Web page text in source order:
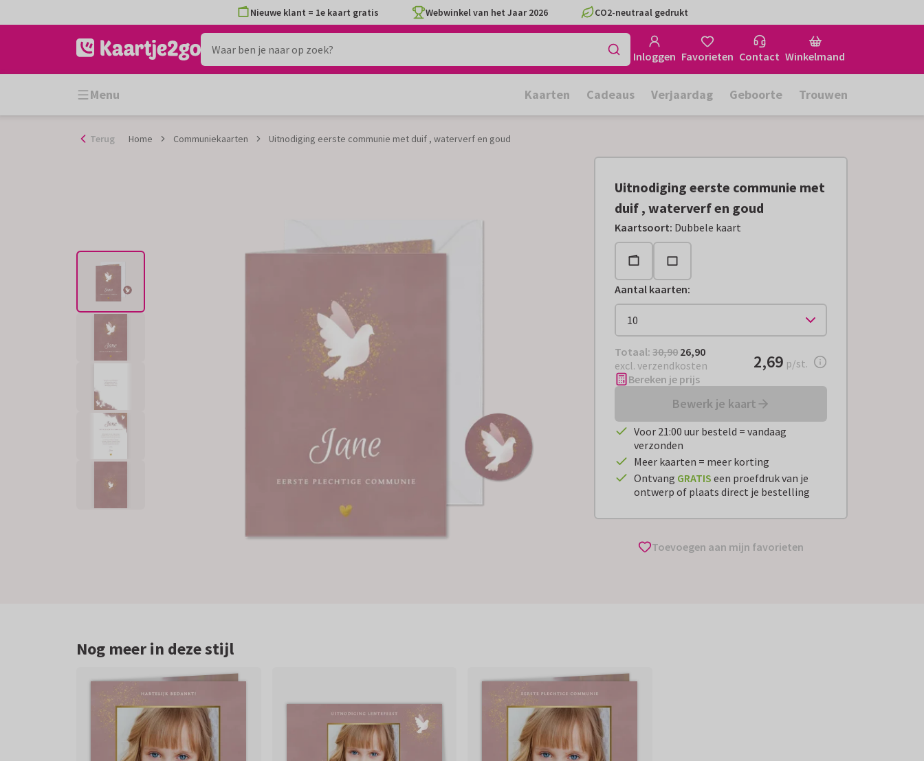
naar
Nieuwe klant = 1e kaart gratis Webwinkel van het Jaar 2026 CO2-neutraal gedrukt
Inloggen Favorieten Contact Winkelmand
Menu Kaarten Cadeaus Verjaardag Geboorte Trouwen
Terug Home Communiekaarten Uitnodiging eerste communie met duif , waterverf en goud
Uitnodiging eerste communie met
duif , waterverf en goud
Kaartsoort: Dubbele kaart
Aantal kaarten:
Totaal: € 26,90
Totaal: 30,90 26,90
excl. verzendkosten
€ 2,69per stuk
2,69 p/st.
Bereken je prijs
Bewerk je kaart
Voor 21:00 uur besteld = vandaag
verzonden
Meer kaarten = meer korting
Ontvang GRATIS een proefdruk van je
ontwerp of plaats direct je bestelling
Toevoegen aan mijn favorieten
Nog meer in deze stijl